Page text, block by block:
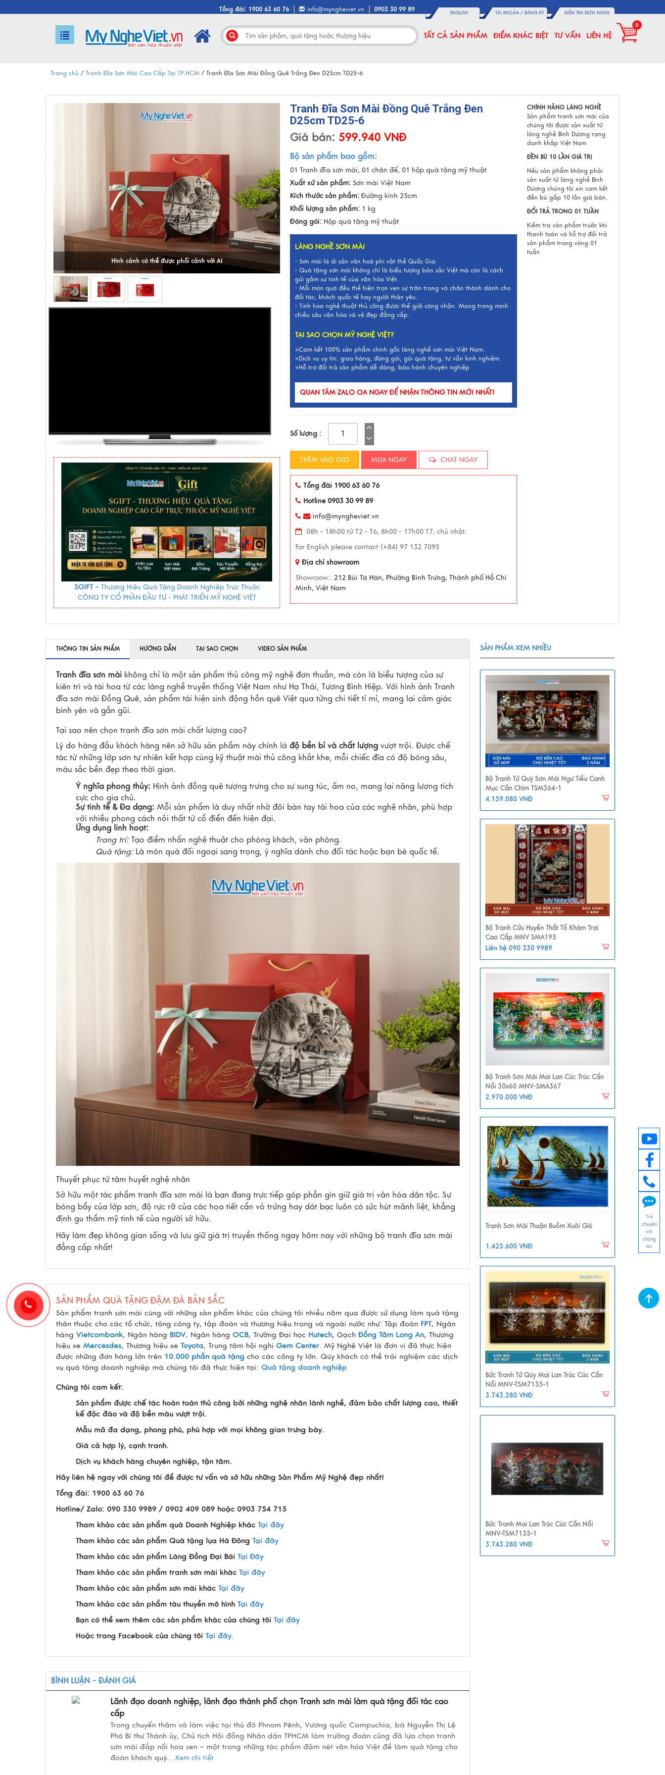
Tổng đài: 1900 63 60 76 info@myngheviet.vn 0903 30 99 89 ENGLISH TÀI KHOẢN / ĐĂNG KÝ KIỂM TRA ĐƠN HÀNG
TẤT CẢ SẢN PHẨM ĐIỂM KHÁC BIỆT TƯ VẤN LIÊN HỆ
0
Trang chủ / Tranh Đĩa Sơn Mài Cao Cấp Tại TP.HCM / Tranh Đĩa Sơn Mài Đồng Quê Trắng Đen D25cm TD25-6
Hình cảnh có thể được phối cảnh với AI
SGIFT - Thương Hiệu Quà Tặng Doanh Nghiệp Trực Thuộc
CÔNG TY CỔ PHẦN ĐẦU TƯ - PHÁT TRIỂN MỸ NGHỆ VIỆT
Tranh Đĩa Sơn Mài Đồng Quê Trắng Đen
D25cm TD25-6
Giá bán: 599.940 VNĐ
Bộ sản phẩm bao gồm:
01 Tranh đĩa sơn mài, 01 chân đế, 01 hộp quà tặng mỹ thuật
Xuất xứ sản phẩm: Sơn mài Việt Nam
Kích thước sản phẩm: Đường kính 25cm
Khối lượng sản phẩm: 1 kg
Đóng gói: Hộp quà tặng mỹ thuật
LÀNG NGHỀ SƠN MÀI
- Sơn mài là di sản văn hoá phi vật thể Quốc Gia.
- Quà tặng sơn mài không chỉ là biểu tượng bản sắc Việt mà còn là cách
gửi gắm sự tinh tế của văn hóa Việt.
- Mỗi món quà đều thể hiện trọn vẹn sự trân trọng và chân thành dành cho
đối tác, khách quốc tế hay người thân yêu.
- Tinh hoa nghệ thuật thủ công được thế giới công nhận. Mang trong mình
chiều sâu văn hóa và vẻ đẹp đẳng cấp.
TẠI SAO CHỌN MỸ NGHỆ VIỆT?
⭐Cam kết 100% sản phẩm chính gốc làng nghề sơn mài Việt Nam.
⭐Dịch vụ uy tín: giao hàng, đóng gói, gói quà tặng, tư vấn kinh nghiệm.
⭐Hỗ trợ đổi trả sản phẩm dễ dàng, bảo hành chuyên nghiệp
QUAN TÂM ZALO OA NGAY ĐỂ NHẬN THÔNG TIN MỚI NHẤT!
Số lượng :
THÊM VÀO GIỎ MUA NGAY CHAT NGAY
Tổng đài 1900 63 60 76
Hotline 0903 30 99 89
info@myngheviet.vn
08h - 18h00 từ T2 - T6, 8h00 - 17h00 T7, chủ nhật.
For English please contact (+84) 97 132 7095
Địa chỉ showroom
Showroow: 212 Bùi Tá Hán, Phường Bình Trưng, Thành phố Hồ Chí
Minh, Việt Nam
CHÍNH HÃNG LÀNG NGHỀ
Sản phẩm tranh sơn mài của
chúng tôi được sản xuất từ
làng nghề Bình Dương rạng
danh khắp Việt Nam
ĐỀN BÙ 10 LẦN GIÁ TRỊ
Nếu sản phẩm không phải
sản xuất từ làng nghề Bình
Dương chúng tôi xin cam kết
đền bù gấp 10 lần giá bán.
ĐỔI TRẢ TRONG 01 TUẦN
Kiểm tra sản phẩm trước khi
thanh toán và hỗ trợ đổi trả
sản phẩm trong vòng 01
tuần
THÔNG TIN SẢN PHẨM HƯỚNG DẪN TẠI SAO CHỌN VIDEO SẢN PHẨM
Tranh đĩa sơn mài không chỉ là một sản phẩm thủ công mỹ nghệ đơn thuần, mà còn là biểu tượng của sự
kiên trì và tài hoa từ các làng nghề truyền thống Việt Nam như Hạ Thái, Tương Bình Hiệp. Với hình ảnh Tranh
đĩa sơn mài Đồng Quê, sản phẩm tái hiện sinh động hồn quê Việt qua từng chi tiết tỉ mỉ, mang lại cảm giác
bình yên và gần gũi.
Tại sao nên chọn tranh đĩa sơn mài chất lượng cao?
Lý do hàng đầu khách hàng nên sở hữu sản phẩm này chính là độ bền bỉ và chất lượng vượt trội. Được chế
tác từ những lớp sơn tự nhiên kết hợp cùng kỹ thuật mài thủ công khắt khe, mỗi chiếc đĩa có độ bóng sâu,
màu sắc bền đẹp theo thời gian.
Ý nghĩa phong thủy: Hình ảnh đồng quê tượng trưng cho sự sung túc, ấm no, mang lại năng lượng tích
cực cho gia chủ.
Sự tinh tế & Đa dạng: Mỗi sản phẩm là duy nhất nhờ đôi bàn tay tài hoa của các nghệ nhân, phù hợp
với nhiều phong cách nội thất từ cổ điển đến hiện đại.
Ứng dụng linh hoạt:
Trang trí:Tạo điểm nhấn nghệ thuật cho phòng khách, văn phòng.
Quà tặng:Là món quà đối ngoại sang trọng, ý nghĩa dành cho đối tác hoặc bạn bè quốc tế.
Thuyết phục từ tâm huyết nghệ nhân
Sở hữu một tác phẩm tranh đĩa sơn mài là bạn đang trực tiếp góp phần gìn giữ giá trị văn hóa dân tộc. Sự
bóng bẩy của lớp sơn, độ rực rỡ của các họa tiết cẩn vỏ trứng hay dát bạc luôn có sức hút mãnh liệt, khẳng
định gu thẩm mỹ tinh tế của người sở hữu.
Hãy làm đẹp không gian sống và lưu giữ giá trị truyền thống ngay hôm nay với những bộ tranh đĩa sơn mài
đẳng cấp nhất!
SẢN PHẨM QUÀ TẶNG ĐẬM ĐÀ BẢN SẮC
Sản phẩm tranh sơn mài cùng với những sản phẩm khác của chúng tôi nhiều năm qua được sử dụng làm quà tặng
thân thuộc cho các tổ chức, tông công ty, tập đoàn và thương hiệu trong và ngoài nước như: Tập đoàn FPT, Ngân
hàng Vietcombank, Ngân hàng BIDV, Ngân hàng OCB, Trường Đại học Hutech, Gạch Đồng Tâm Long An, Thương
hiệu xe Mercesdes, Thương hiệu xe Toyota, Trung tâm hội nghị Gem Center. Mỹ Nghệ Việt là đơn vị đã thực hiện
được những đơn hàng lớn trên 10.000 phần quà tặng cho các công ty lớn. Qúy khách có thể trải nghiệm các dịch
vụ quà tặng doanh nghiệp mà chúng tôi đã thực hiện tại: Quà tặng doanh nghiệp
Chúng tôi cam kết:
Sản phẩm được chế tác hoàn toàn thủ công bởi những nghệ nhân lành nghề, đảm bảo chất lượng cao, thiết
kế độc đáo và độ bền màu vượt trội.
Mẫu mã đa dạng, phong phú, phù hợp với mọi không gian trưng bày.
Giá cả hợp lý, cạnh tranh.
Dịch vụ khách hàng chuyên nghiệp, tận tâm.
Hãy liên hệ ngay với chúng tôi để được tư vấn và sở hữu những Sản Phẩm Mỹ Nghệ đẹp nhất!
Tổng đài: 1900 63 60 76
Hotline/ Zalo: 090 330 9989 / 0902 409 089 hoặc 0903 754 715
Tham khảo các sản phẩm quà Doanh Nghiệp khác Tại đây
Tham khảo các sản phẩm Quà tặng lụa Hà Đông Tại đây
Tham khảo các sản phẩm Làng Đồng Đại Bái Tại Đây
Tham khảo các sản phẩm tranh sơn mài khác Tại đây
Tham khảo các sản phẩm sơn mài khác Tại đây
Tham khảo các sản phẩm tàu thuyền mô hình Tại đây
Bạn có thể xem thêm các sản phẩm khác của chúng tôi Tại đây
Hoặc trang Facebook của chúng tôi Tại đây.
BÌNH LUẬN - ĐÁNH GIÁ
Lãnh đạo doanh nghiệp, lãnh đạo thành phố chọn Tranh sơn mài làm quà tặng đối tác cao
cấp
Trong chuyến thăm và làm việc tại thủ đô Phnom Pênh, Vương quốc Campuchia, bà Nguyễn Thị Lệ
Phó Bí thư Thành ủy, Chủ tịch Hội đồng Nhân dân TPHCM làm trưởng đoàn cũng đã lựa chọn tranh
sơn mài đắp nổi hoa sen – một trong những tác phẩm đậm nét văn hóa Việt để làm quà tặng cho
đoàn khách quý... Xem chi tiết
SẢN PHẨM XEM NHIỀU
Bộ Tranh Tứ Quý Sơn Mài Ngư Tiều Canh
Mục Cẩn Chìm TSM364-1
4.159.080 VNĐ
Bộ Tranh Cửu Huyền Thất Tổ Khảm Trai
Cao Cấp MNV SMA195
Liên hệ 090 330 9989
Bộ Tranh Sơn Mài Mai Lan Cúc Trúc Cẩn
Nổi 30x60 MNV-SMA367
2.970.000 VNĐ
Tranh Sơn Mài Thuận Buồm Xuôi Gió
1.425.600 VNĐ
Bức Tranh Tứ Qúy Mai Lan Trúc Cúc Cẩn
Nổi MNV-TSM7135-1
3.743.280 VNĐ
Bức Tranh Mai Lan Trúc Cúc Cẩn Nổi
MNV-TSM7135-1
3.743.280 VNĐ
Trò
chuyện
với
chúng
tôi